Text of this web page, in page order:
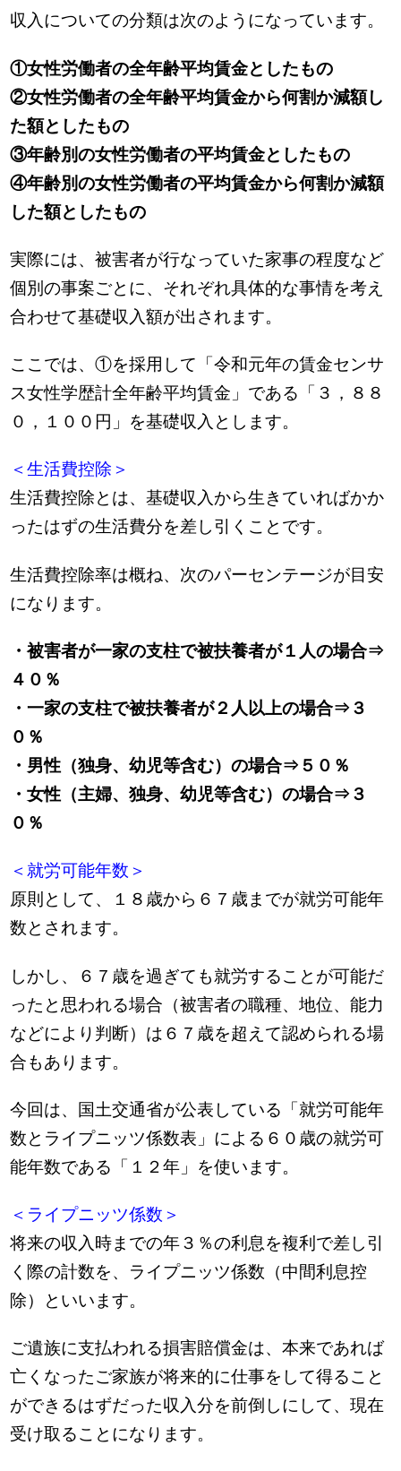
収入についての分類は次のようになっています。
①女性労働者の全年齢平均賃金としたもの
②女性労働者の全年齢平均賃金から何割か減額し
た額としたもの
③年齢別の女性労働者の平均賃金としたもの
④年齢別の女性労働者の平均賃金から何割か減額
した額としたもの
実際には、被害者が行なっていた家事の程度など
個別の事案ごとに、それぞれ具体的な事情を考え
合わせて基礎収入額が出されます。
ここでは、①を採用して「令和元年の賃金センサ
ス女性学歴計全年齢平均賃金」である「３，８８
０，１００円」を基礎収入とします。
＜生活費控除＞
生活費控除とは、基礎収入から生きていればかか
ったはずの生活費分を差し引くことです。
生活費控除率は概ね、次のパーセンテージが目安
になります。
・被害者が一家の支柱で被扶養者が１人の場合⇒
４０％
・一家の支柱で被扶養者が２人以上の場合⇒３
０％
・男性（独身、幼児等含む）の場合⇒５０％
・女性（主婦、独身、幼児等含む）の場合⇒３
０％
＜就労可能年数＞
原則として、１８歳から６７歳までが就労可能年
数とされます。
しかし、６７歳を過ぎても就労することが可能だ
ったと思われる場合（被害者の職種、地位、能力
などにより判断）は６７歳を超えて認められる場
合もあります。
今回は、国土交通省が公表している「就労可能年
数とライプニッツ係数表」による６０歳の就労可
能年数である「１２年」を使います。
＜ライプニッツ係数＞
将来の収入時までの年３％の利息を複利で差し引
く際の計数を、ライプニッツ係数（中間利息控
除）といいます。
ご遺族に支払われる損害賠償金は、本来であれば
亡くなったご家族が将来的に仕事をして得ること
ができるはずだった収入分を前倒しにして、現在
受け取ることになります。